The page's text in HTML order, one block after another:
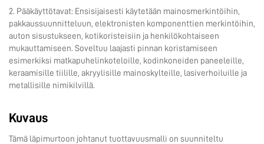
2. Pääkäyttötavat: Ensisijaisesti käytetään mainosmerkintöihin,
pakkaussuunnitteluun, elektronisten komponenttien merkintöihin,
auton sisustukseen, kotikoristeisiin ja henkilökohtaiseen
mukauttamiseen. Soveltuu laajasti pinnan koristamiseen
esimerkiksi matkapuhelinkoteloille, kodinkoneiden paneeleille,
keraamisille tiilille, akryylisille mainoskylteille, lasiverhoiluille ja
metallisille nimikilvillä.
Kuvaus
Tämä läpimurtoon johtanut tuottavuusmalli on suunniteltu